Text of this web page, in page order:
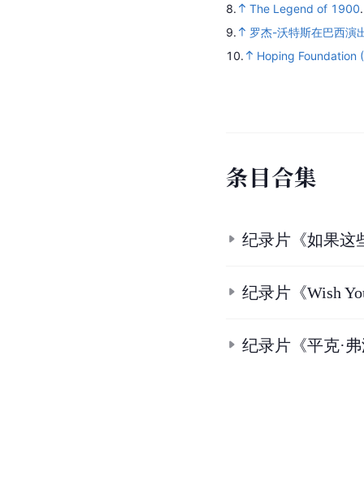
8.
The Legend of 1900
9.
罗杰-沃特斯在巴西演
10.
Hoping Foundation
条目合集
纪录片《如果这
纪录片《Wish
纪录片《平克·